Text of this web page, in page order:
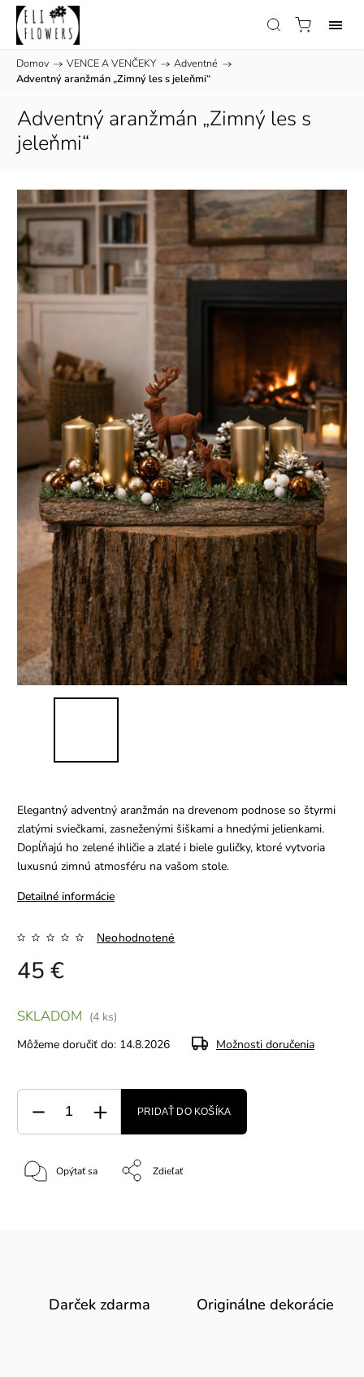
Domov / VENCE A VENČEKY / Adventné /
Adventný aranžmán „Zimný les s jeleňmi“
Adventný aranžmán „Zimný les s
jeleňmi“
Elegantný adventný aranžmán na drevenom podnose so štyrmi
zlatými sviečkami, zasneženými šiškami a hnedými jelienkami.
Dopĺňajú ho zelené ihličie a zlaté i biele guličky, ktoré vytvoria
luxusnú zimnú atmosféru na vašom stole.
Detailné informácie
Neohodnotené
45 €
SKLADOM (4 ks)
Môžeme doručiť do: 14.8.2026 Možnosti doručenia
PRIDAŤ DO KOŠÍKA
Opýtať sa Zdieľať
Darček zdarma Originálne dekorácie